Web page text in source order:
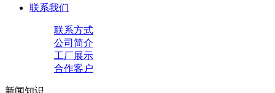
联系我们
联系方式
公司简介
工厂展示
合作客户
新闻知识